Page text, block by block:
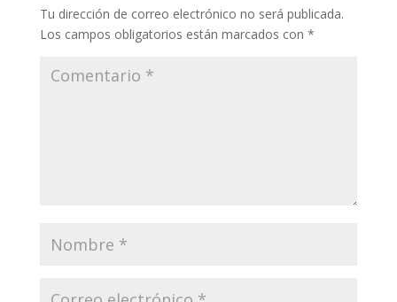
Tu dirección de correo electrónico no será publicada.
Los campos obligatorios están marcados con *